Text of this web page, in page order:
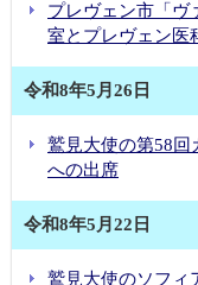
鷲見大使の矢崎総業
鷲見大使のソフィ
鷲見大使の日本語授
鷲見大使の海軍ア
プレヴェン市「ヴ
室とプレヴェン医
令和8年5月26日
鷲見大使の第58回
への出席
令和8年5月22日
鷲見大使のソフィ